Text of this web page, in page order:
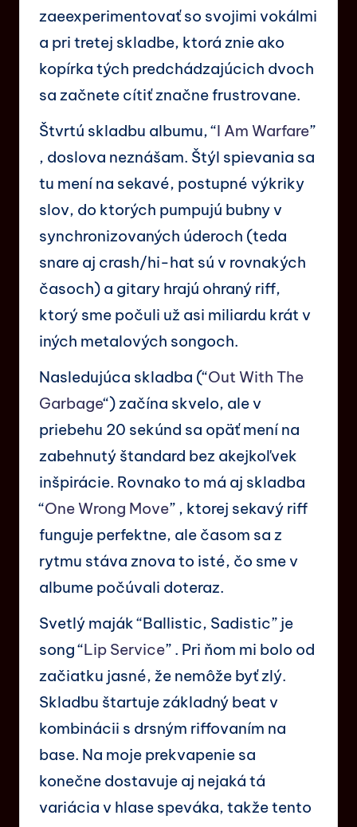
zaeexperimentovať so svojimi vokálmi
a pri tretej skladbe, ktorá znie ako
kopírka tých predchádzajúcich dvoch
sa začnete cítiť značne frustrovane.
Štvrtú skladbu albumu, “I Am Warfare”
, doslova neznášam. Štýl spievania sa
tu mení na sekavé, postupné výkriky
slov, do ktorých pumpujú bubny v
synchronizovaných úderoch (teda
snare aj crash/hi-hat sú v rovnakých
časoch) a gitary hrajú ohraný riff,
ktorý sme počuli už asi miliardu krát v
iných metalových songoch.
Nasledujúca skladba (“Out With The
Garbage“) začína skvelo, ale v
priebehu 20 sekúnd sa opäť mení na
zabehnutý štandard bez akejkoľvek
inšpirácie. Rovnako to má aj skladba
“One Wrong Move” , ktorej sekavý riff
funguje perfektne, ale časom sa z
rytmu stáva znova to isté, čo sme v
albume počúvali doteraz.
Svetlý maják “Ballistic, Sadistic” je
song “Lip Service” . Pri ňom mi bolo od
začiatku jasné, že nemôže byť zlý.
Skladbu štartuje základný beat v
kombinácii s drsným riffovaním na
base. Na moje prekvapenie sa
konečne dostavuje aj nejaká tá
variácia v hlase speváka, takže tento